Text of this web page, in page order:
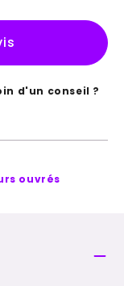
d'un conseil ?
ouvrés